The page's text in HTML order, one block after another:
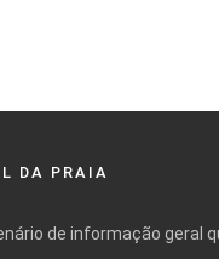
DA PRAIA
de informação geral